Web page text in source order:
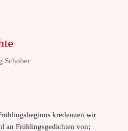
Schober
kredenzen wir
an Frühlingsgedichten von: